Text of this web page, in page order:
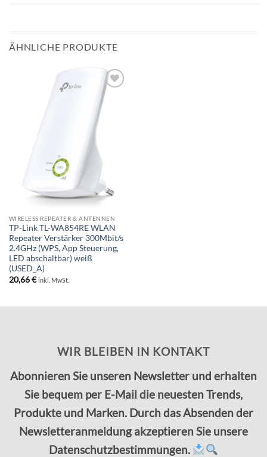
ÄHNLICHE PRODUKTE
BESTELLLISTE
WIRELESS REPEATER & ANTENNEN
TP-Link TL-WA854RE WLAN
Repeater Verstärker 300Mbit/s
2.4GHz (WPS, App Steuerung,
LED abschaltbar) weiß
(USED_A)
20,66€ inkl. MwSt.
WIR BLEIBEN IN KONTAKT
Abonnieren Sie unseren Newsletter und erhalten
Sie bequem per E-Mail die neuesten Trends,
Produkte und Marken. Durch das Absenden der
Newsletteranmeldung akzeptieren Sie unsere
Datenschutzbestimmungen.